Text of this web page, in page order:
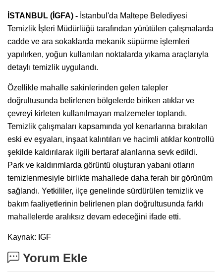
İSTANBUL (İGFA) - İstanbul'da Maltepe Belediyesi
Temizlik İşleri Müdürlüğü tarafından yürütülen çalışmalarda
cadde ve ara sokaklarda mekanik süpürme işlemleri
yapılırken, yoğun kullanılan noktalarda yıkama araçlarıyla
detaylı temizlik uygulandı.
Özellikle mahalle sakinlerinden gelen talepler
doğrultusunda belirlenen bölgelerde biriken atıklar ve
çevreyi kirleten kullanılmayan malzemeler toplandı.
Temizlik çalışmaları kapsamında yol kenarlarına bırakılan
eski ev eşyaları, inşaat kalıntıları ve hacimli atıklar kontrollü
şekilde kaldırılarak ilgili bertaraf alanlarına sevk edildi.
Park ve kaldırımlarda görüntü oluşturan yabani otların
temizlenmesiyle birlikte mahallede daha ferah bir görünüm
sağlandı. Yetkililer, ilçe genelinde sürdürülen temizlik ve
bakım faaliyetlerinin belirlenen plan doğrultusunda farklı
mahallelerde aralıksız devam edeceğini ifade etti.
Kaynak: IGF
Yorum Ekle